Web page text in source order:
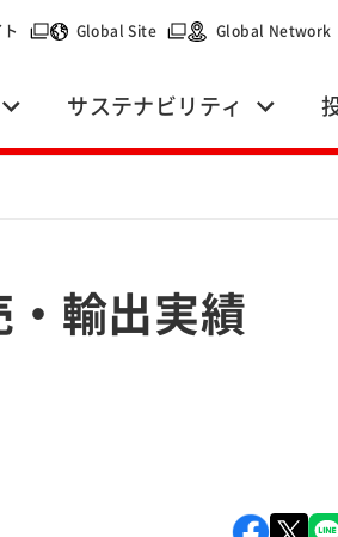
（別ウィンドウで開く）
Global Site（別ウィンドウで開く）
Global Network
サステナビリティ
輸出実績